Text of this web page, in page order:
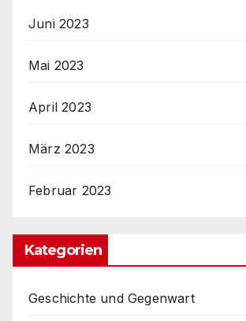
Juni 2023
Mai 2023
April 2023
März 2023
Februar 2023
Kategorien
Geschichte und Gegenwart